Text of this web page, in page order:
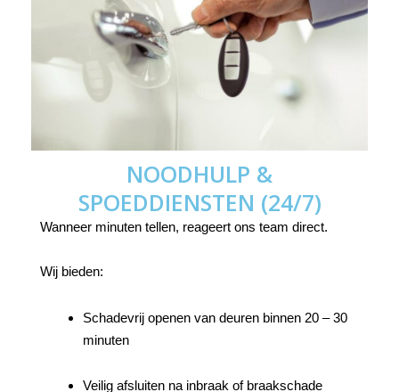
NOODHULP &
SPOEDDIENSTEN (24/7)
Wanneer minuten tellen, reageert ons team direct.
Wij bieden:
Schadevrij openen van deuren binnen 20 – 30
minuten
Veilig afsluiten na inbraak of braakschade